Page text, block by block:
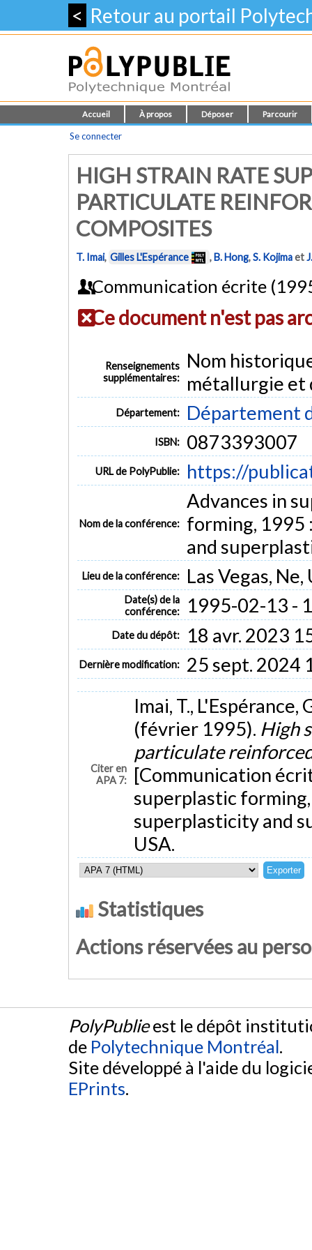
< Retour au portail
Accueil À propos Déposer Parcourir
Se connecter
HIGH STRAIN RATE
PARTICULATE
COMPOSITES
T. Imai, Gilles L'Espérance ,B. Hong,S. Kojimaet
Communication écrite
Ce document n'est pas
Renseignements
supplémentaires:
Nom
métallurgie et
Département: Département
ISBN: 0873393007
URL de PolyPublie: https://
Nom de la conférence:
Advances in
forming, 1995
and
Lieu de la conférence: Las Vegas, Ne,
Date(s) de la
conférence:
1995-02-13 -
Date du dépôt: 18 avr. 2023
Dernière modification: 25 sept. 2024
Citer en
APA 7:
Imai, T., L'Espérance,
(février 1995). High
particulate
[Communication
superplastic
superplasticity and
USA.
Statistiques
Actions réservées au
PolyPublieest le dépôt
de Polytechnique Montréal.
Site développé à l'aide du
EPrints.